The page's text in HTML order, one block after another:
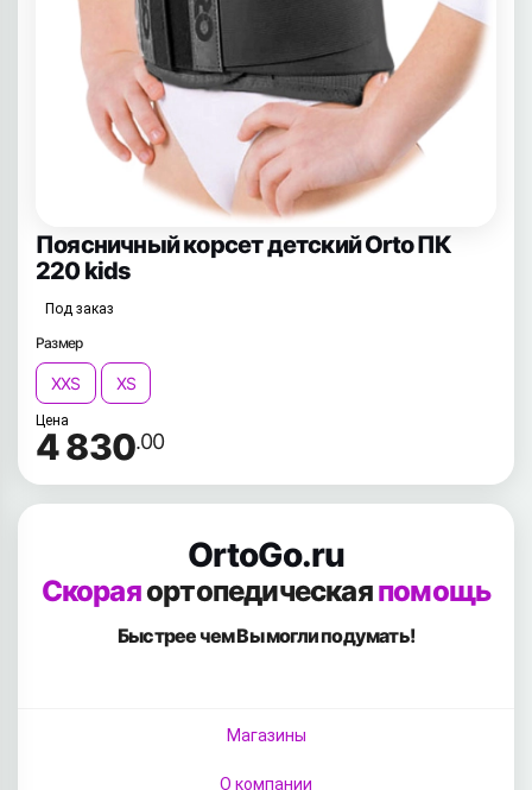
Поясничный корсет детский Orto ПК
220 kids
Под заказ
Размер
XXS XS
Цена
4 830.00
OrtoGo.ru
Скораяортопедическаяпомощь
Быстрее чем Вымогли подумать!
Магазины
О компании